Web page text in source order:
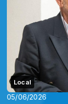
Local
05/06/2026